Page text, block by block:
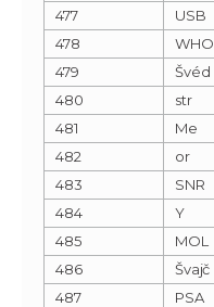
477
USB
478
WHO
479
Švéd
480
str
481
Me
482
or
483
SNR
484
Y
485
MOL
486
Švajč
487
PSA